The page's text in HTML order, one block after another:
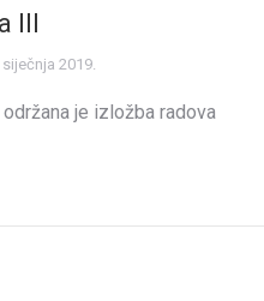
III
2019.
je izložba radova